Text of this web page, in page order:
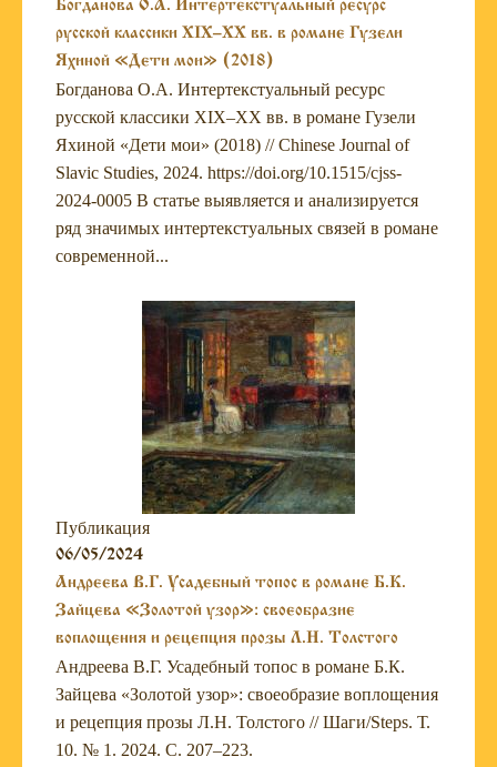
Богданова О.А. Интертекстуальный ресурс
русской классики XIX–XX вв. в романе Гузели
Яхиной «Дети мои» (2018)
Богданова О.А. Интертекстуальный ресурс
русской классики XIX–XX вв. в романе Гузели
Яхиной «Дети мои» (2018) // Chinese Journal of
Slavic Studies, 2024. https://doi.org/10.1515/cjss-
2024-0005 В статье выявляется и анализируется
ряд значимых интертекстуальных связей в романе
современной...
Публикация
06/05/2024
Андреева В.Г. Усадебный топос в романе Б.К.
Зайцева «Золотой узор»: своеобразие
воплощения и рецепция прозы Л.Н. Толстого
Андреева В.Г. Усадебный топос в романе Б.К.
Зайцева «Золотой узор»: своеобразие воплощения
и рецепция прозы Л.Н. Толстого // Шаги/Steps. Т.
10. № 1. 2024. С. 207–223.